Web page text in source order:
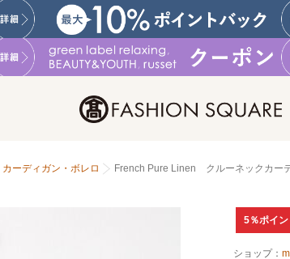
カーディガン・ボレロ French Pure Linen クルーネックカー
5％ポイ
ショップ：